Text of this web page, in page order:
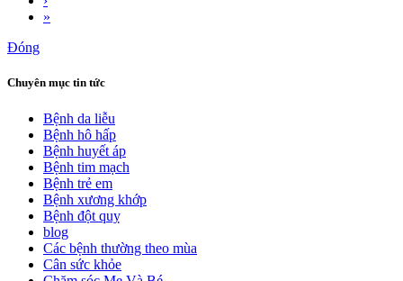
»
Đóng
Chuyên mục tin tức
Bệnh da liễu
Bệnh hô hấp
Bệnh huyết áp
Bệnh tim mạch
Bệnh trẻ em
Bệnh xương khớp
Bệnh đột quỵ
blog
Các bệnh thường theo mùa
Cân sức khỏe